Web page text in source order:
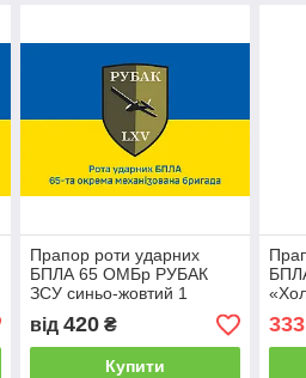
Прапор роти ударних
БПЛА 65 ОМБр РУБАК
ЗСУ синьо-жовтий 1
від 420₴
Купити
м